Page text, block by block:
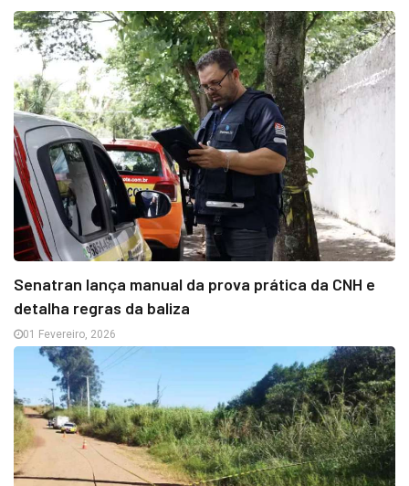
Senatran lança manual da prova prática da CNH e
detalha regras da baliza
01 Fevereiro, 2026